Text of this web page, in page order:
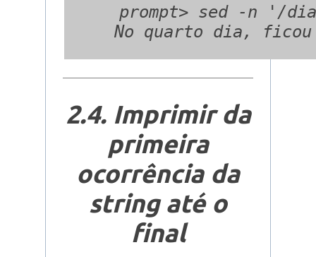
prompt> sed -n '/
2.4. Imprimir da
primeira
ocorrência da
string até o
final